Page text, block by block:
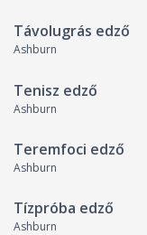
Távolugrás edző
Ashburn
Tenisz edző
Ashburn
Teremfoci edző
Ashburn
Tízpróba edző
Ashburn